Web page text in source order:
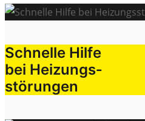
Schnelle Hilfe
bei Heizungs­
störungen